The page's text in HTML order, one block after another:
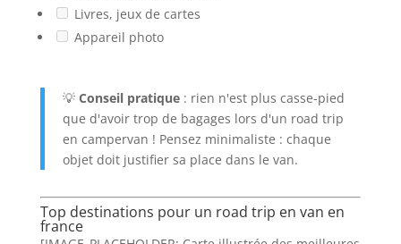
Livres, jeux de cartes
Appareil photo
💡 Conseil pratique: rien n'est plus casse-pied
que d'avoir trop de bagages lors d'un road trip
en campervan ! Pensez minimaliste : chaque
objet doit justifier sa place dans le van.
Top destinations pour un road trip en van en
france